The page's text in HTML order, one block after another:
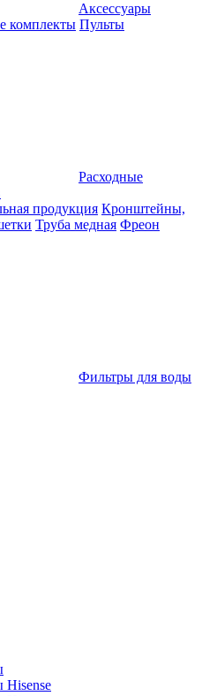
Аксессуары
комплекты Пульты
Расходные
продукция Кронштейны,
Труба медная Фреон
Фильтры для воды